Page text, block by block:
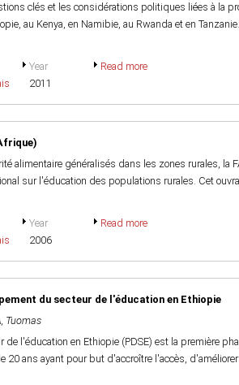
clés et les considérations politiques liées à la
au Kenya, en Namibie, au Rwanda et en Tanzanie.
Year
2011
Read more
alimentaire généralisés dans les zones rurales, la
sur l'éducation des populations rurales. Cet
Year
2006
Read more
du secteur de l'éducation en Ethiopie
Tuomas
l'éducation en Ethiopie (PDSE) est la première
20 ans ayant pour but d'accroître l'accès,